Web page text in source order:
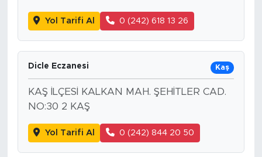
Yol Tarifi Al 0 (242) 618 13 26
Dicle Eczanesi Kaş
KAŞ İLÇESİ KALKAN MAH. ŞEHİTLER CAD.
NO:30 2 KAŞ
Yol Tarifi Al 0 (242) 844 20 50